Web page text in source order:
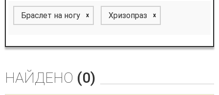
Браслет на ногу x Хризопраз x
НАЙДЕНО (0)